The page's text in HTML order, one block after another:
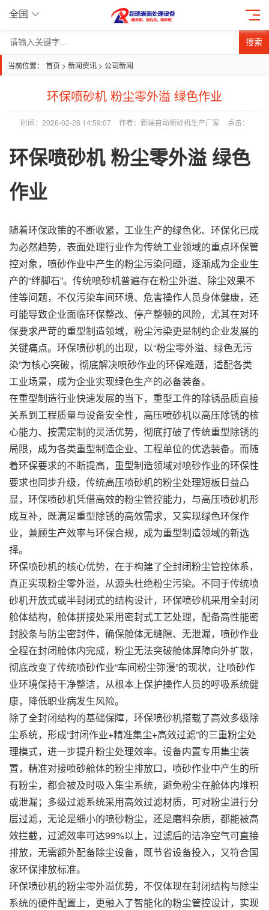
全国
搜索
当前位置： 首页 > 新闻资讯 > 公司新闻
环保喷砂机 粉尘零外溢 绿色作业
时间：2026-02-28 14:59:07 作者：新瑞自动喷砂机生产厂家 点击：
环保喷砂机粉尘零外溢 绿色
作业
随着环保政策的不断收紧，工业生产的绿色化、环保化已成
为必然趋势，表面处理行业作为传统工业领域的重点环保管
控对象，喷砂作业中产生的粉尘污染问题，逐渐成为企业生
产的“绊脚石”。传统喷砂机普遍存在粉尘外溢、除尘效果不
佳等问题，不仅污染车间环境、危害操作人员身体健康，还
可能导致企业面临环保整改、停产整顿的风险，尤其在对环
保要求严苛的重型制造领域，粉尘污染更是制约企业发展的
关键痛点。环保喷砂机的出现，以“粉尘零外溢、绿色无污
染”为核心突破，彻底解决喷砂作业的环保难题，适配各类
工业场景，成为企业实现绿色生产的必备装备。
在重型制造行业快速发展的当下，重型工件的除锈品质直接
关系到工程质量与设备安全性，高压喷砂机以高压除锈的核
心能力、按需定制的灵活优势，彻底打破了传统重型除锈的
局限，成为各类重型制造企业、工程单位的优选装备。而随
着环保要求的不断提高，重型制造领域对喷砂作业的环保性
要求也同步升级，传统高压喷砂机的粉尘处理短板日益凸
显，环保喷砂机凭借高效的粉尘管控能力，与高压喷砂机形
成互补，既满足重型除锈的高效需求，又实现绿色环保作
业，兼顾生产效率与环保合规，成为重型制造领域的新选
择。
环保喷砂机的核心优势，在于构建了全封闭粉尘管控体系，
真正实现粉尘零外溢，从源头杜绝粉尘污染。不同于传统喷
砂机开放式或半封闭式的结构设计，环保喷砂机采用全封闭
舱体结构，舱体拼接处采用密封式工艺处理，配备高性能密
封胶条与防尘密封件，确保舱体无缝隙、无泄漏，喷砂作业
全程在封闭舱体内完成，粉尘无法突破舱体屏障向外扩散，
彻底改变了传统喷砂作业“车间粉尘弥漫”的现状，让喷砂作
业环境保持干净整洁，从根本上保护操作人员的呼吸系统健
康，降低职业病发生风险。
除了全封闭结构的基础保障，环保喷砂机搭载了高效多级除
尘系统，形成“封闭作业+精准集尘+高效过滤”的三重粉尘处
理模式，进一步提升粉尘处理效率。设备内置专用集尘装
置，精准对接喷砂舱体的粉尘排放口，喷砂作业中产生的所
有粉尘，都会被及时吸入集尘系统，避免粉尘在舱体内堆积
或泄漏；多级过滤系统采用高效过滤材质，可对粉尘进行分
层过滤，无论是细小的喷砂粉尘，还是磨料杂质，都能被高
效拦截，过滤效率可达99%以上，过滤后的洁净空气可直接
排放，无需额外配备除尘设备，既节省设备投入，又符合国
家环保排放标准。
环保喷砂机的粉尘零外溢优势，不仅体现在封闭结构与除尘
系统的硬件配置上，更融入了智能化的粉尘管控设计，实现